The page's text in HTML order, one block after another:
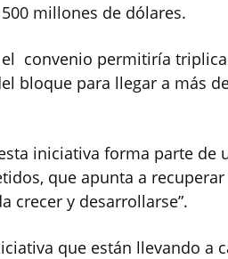
millones de dólares.
convenio permitiría
bloque para llegar a más
iniciativa forma parte de
que apunta a
crecer y desarrollarse”.
que están llevando a